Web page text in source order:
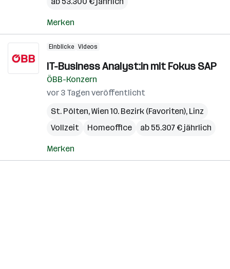
Merken
Einblicke Videos
IT-Business Analyst:in mit Fokus SAP
ÖBB-Konzern
vor 3 Tagen veröffentlicht
St. Pölten,Wien 10. Bezirk (Favoriten), Linz
Vollzeit
Homeoffice ab 55.307 € jährlich
Merken